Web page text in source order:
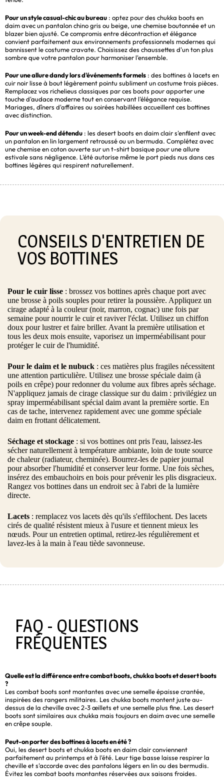
Pour un style casual-chic au bureau : optez pour des chukka boots en
daim avec un pantalon chino gris ou beige, une chemise boutonnée et un
blazer bien ajusté. Ce compromis entre décontraction et élégance
convient parfaitement aux environnements professionnels modernes qui
bannissent le costume cravate. Choisissez des chaussettes d'un ton plus
sombre que votre pantalon pour harmoniser l'ensemble.
Pour une allure dandy lors d'événements formels : des bottines à lacets en
cuir noir lisse à bout légèrement pointu subliment un costume trois pièces.
Remplacez vos richelieus classiques par ces boots pour apporter une
touche d'audace moderne tout en conservant l'élégance requise.
Mariages, dîners d'affaires ou soirées habillées accueillent ces bottines
avec distinction.
Pour un week-end détendu : les desert boots en daim clair s'enfilent avec
un pantalon en lin largement retroussé ou un bermuda. Complétez avec
une chemise en coton ouverte sur un t-shirt basique pour une allure
estivale sans négligence. L'été autorise même le port pieds nus dans ces
bottines légères qui respirent naturellement.
CONSEILS D'ENTRETIEN DE
VOS BOTTINES
Pour le cuir lisse : brossez vos bottines après chaque port avec
une brosse à poils souples pour retirer la poussière. Appliquez un
cirage adapté à la couleur (noir, marron, cognac) une fois par
semaine pour nourrir le cuir et raviver l'éclat. Utilisez un chiffon
doux pour lustrer et faire briller. Avant la première utilisation et
tous les deux mois ensuite, vaporisez un imperméabilisant pour
protéger le cuir de l'humidité.
Pour le daim et le nubuck : ces matières plus fragiles nécessitent
une attention particulière. Utilisez une brosse spéciale daim (à
poils en crêpe) pour redonner du volume aux fibres après séchage.
N'appliquez jamais de cirage classique sur du daim : privilégiez un
spray imperméabilisant spécial daim avant la première sortie. En
cas de tache, intervenez rapidement avec une gomme spéciale
daim en frottant délicatement.
Séchage et stockage : si vos bottines ont pris l'eau, laissez-les
sécher naturellement à température ambiante, loin de toute source
de chaleur (radiateur, cheminée). Bourrez-les de papier journal
pour absorber l'humidité et conserver leur forme. Une fois sèches,
insérez des embauchoirs en bois pour prévenir les plis disgracieux.
Rangez vos bottines dans un endroit sec à l'abri de la lumière
directe.
Lacets : remplacez vos lacets dès qu'ils s'effilochent. Des lacets
cirés de qualité résistent mieux à l'usure et tiennent mieux les
nœuds. Pour un entretien optimal, retirez-les régulièrement et
lavez-les à la main à l'eau tiède savonneuse.
FAQ - QUESTIONS
FRÉQUENTES
Quelle est la différence entre combat boots, chukka boots et desert boots
?
Les combat boots sont montantes avec une semelle épaisse crantée,
inspirées des rangers militaires. Les chukka boots montent juste au-
dessus de la cheville avec 2-3 œillets et une semelle plus fine. Les desert
boots sont similaires aux chukka mais toujours en daim avec une semelle
en crêpe souple.
Peut-on porter des bottines à lacets en été ?
Oui, les desert boots et chukka boots en daim clair conviennent
parfaitement au printemps et à l'été. Leur tige basse laisse respirer la
cheville et s'accorde avec des pantalons légers en lin ou des bermudis.
Évitez les combat boots montantes réservées aux saisons froides.